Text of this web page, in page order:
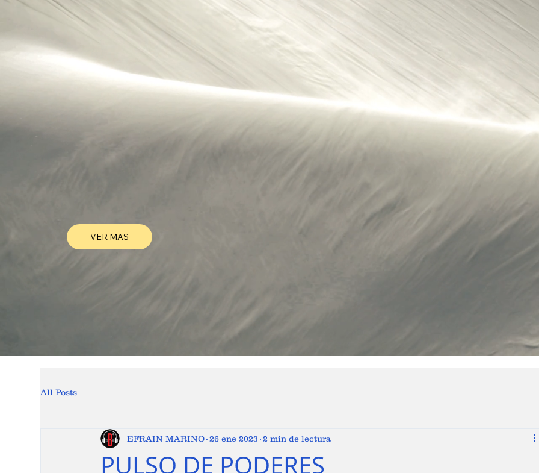
VER MAS
All Posts
PULSO DE PODERES
EFRAIN MARINO 26 ene 2023 2 min de lectura